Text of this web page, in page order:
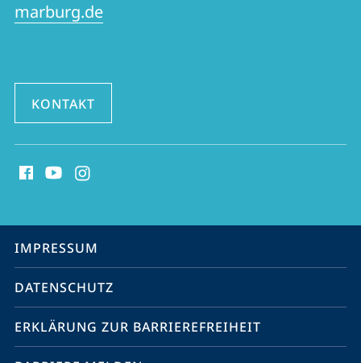
marburg.de
KONTAKT
Media
Service-
Navigation
IMPRESSUM
DATENSCHUTZ
ERKLÄRUNG ZUR BARRIEREFREIHEIT